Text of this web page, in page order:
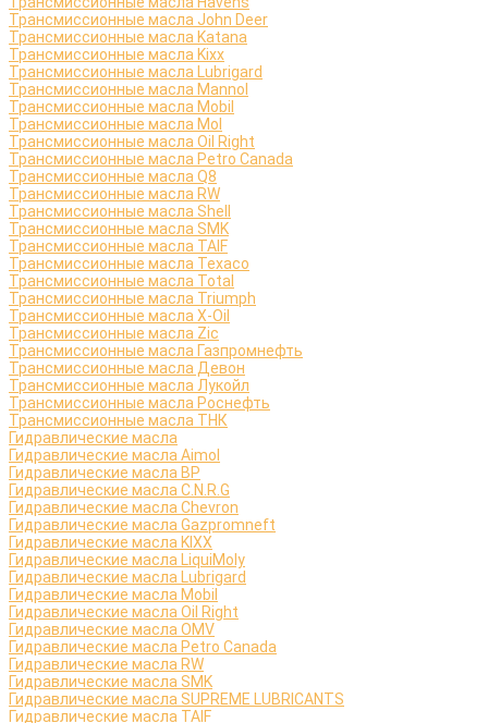
Трансмиссионные масла John Deer
Трансмиссионные масла Katana
Трансмиссионные масла Kixx
Трансмиссионные масла Lubrigard
Трансмиссионные масла Mannol
Трансмиссионные масла Mobil
Трансмиссионные масла Mol
Трансмиссионные масла Oil Right
Трансмиссионные масла Petro Canada
Трансмиссионные масла Q8
Трансмиссионные масла RW
Трансмиссионные масла Shell
Трансмиссионные масла SMK
Трансмиссионные масла TAIF
Трансмиссионные масла Texaco
Трансмиссионные масла Total
Трансмиссионные масла Triumph
Трансмиссионные масла X-Oil
Трансмиссионные масла Zic
Трансмиссионные масла Газпромнефть
Трансмиссионные масла Девон
Трансмиссионные масла Лукойл
Трансмиссионные масла Роснефть
Трансмиссионные масла ТНК
Гидравлические масла
Гидравлические масла Aimol
Гидравлические масла BP
Гидравлические масла C.N.R.G
Гидравлические масла Chevron
Гидравлические масла Gazpromneft
Гидравлические масла KIXX
Гидравлические масла LiquiMoly
Гидравлические масла Lubrigard
Гидравлические масла Mobil
Гидравлические масла Oil Right
Гидравлические масла OMV
Гидравлические масла Petro Canada
Гидравлические масла RW
Гидравлические масла SMK
Гидравлические масла SUPREME LUBRICANTS
Гидравлические масла TAIF